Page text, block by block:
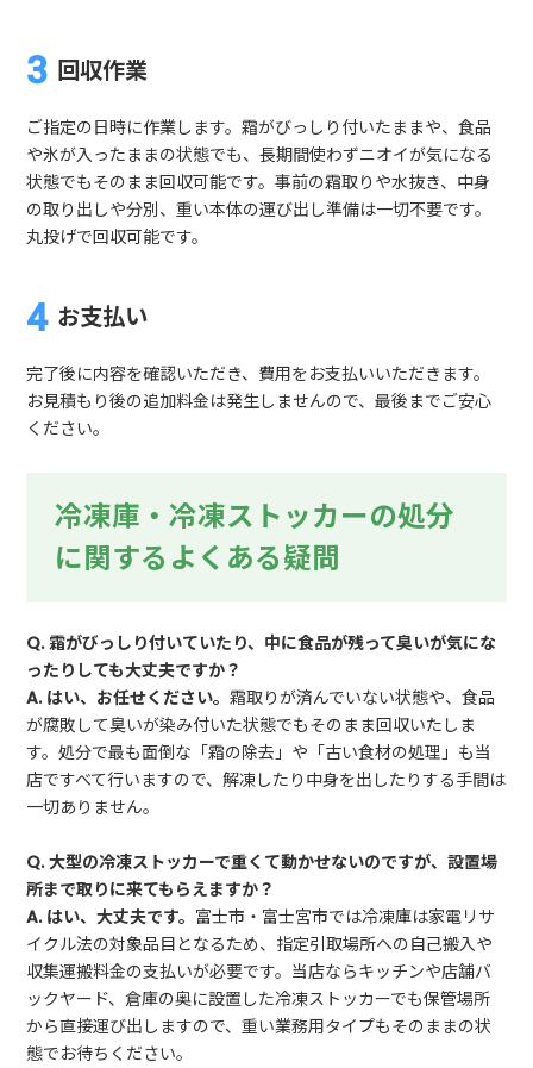
回収作業
ご指定の日時に作業します。霜がびっしり付いたままや、食品
や氷が入ったままの状態でも、長期間使わずニオイが気になる
状態でもそのまま回収可能です。事前の霜取りや水抜き、中身
の取り出しや分別、重い本体の運び出し準備は一切不要です。
丸投げで回収可能です。
お支払い
完了後に内容を確認いただき、費用をお支払いいただきます。
お見積もり後の追加料金は発生しませんので、最後までご安心
ください。
冷凍庫・冷凍ストッカーの処分
に関するよくある疑問
Q. 霜がびっしり付いていたり、中に食品が残って臭いが気にな
ったりしても大丈夫ですか？
A. はい、お任せください。霜取りが済んでいない状態や、食品
が腐敗して臭いが染み付いた状態でもそのまま回収いたしま
す。処分で最も面倒な「霜の除去」や「古い食材の処理」も当
店ですべて行いますので、解凍したり中身を出したりする手間は
一切ありません。
Q. 大型の冷凍ストッカーで重くて動かせないのですが、設置場
所まで取りに来てもらえますか？
A. はい、大丈夫です。 富士市・富士宮市では冷凍庫は家電リサ
イクル法の対象品目となるため、指定引取場所への自己搬入や
収集運搬料金の支払いが必要です。当店ならキッチンや店舗バ
ックヤード、倉庫の奥に設置した冷凍ストッカーでも保管場所
から直接運び出しますので、重い業務用タイプもそのままの状
態でお待ちください。